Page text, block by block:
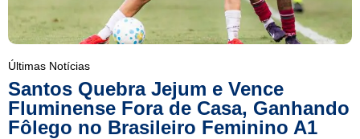
Últimas Notícias
Santos Quebra Jejum e Vence
Fluminense Fora de Casa, Ganhando
Fôlego no Brasileiro Feminino A1